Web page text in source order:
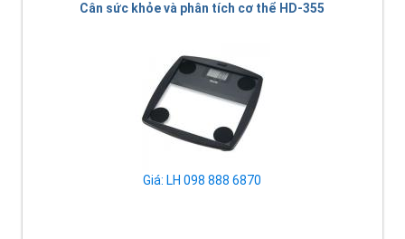
Cân sức khỏe và phân tích cơ thể HD-355
Giá: LH 098 888 6870